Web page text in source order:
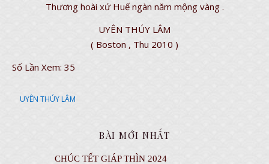
Thương hoài xứ Huế ngàn năm mộng vàng .
UYÊN THÚY LÂM
( Boston , Thu 2010 )
Số Lần Xem: 35
UYÊN THÚY LÂM
BÀI MỚI NHẤT
CHÚC TẾT GIÁP THÌN 2024